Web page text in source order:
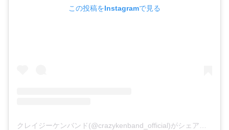
この投稿をInstagramで見る